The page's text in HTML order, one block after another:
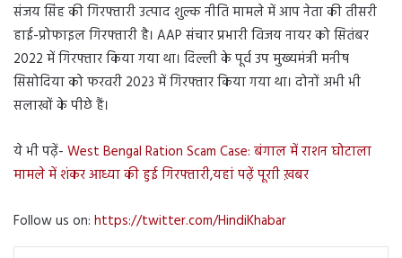
संजय सिंह की गिरफ्तारी उत्पाद शुल्क नीति मामले में आप नेता की तीसरी
हाई-प्रोफाइल गिरफ्तारी है। AAP संचार प्रभारी विजय नायर को सितंबर
2022 में गिरफ्तार किया गया था। दिल्ली के पूर्व उप मुख्यमंत्री मनीष
सिसोदिया को फरवरी 2023 में गिरफ्तार किया गया था। दोनों अभी भी
सलाखों के पीछे हैं।
ये भी पढ़ें- West Bengal Ration Scam Case: बंगाल में राशन घोटाला
मामले में शंकर आध्या की हुई गिरफ्तारी,यहां पढ़ें पूराी ख़बर
Follow us on: https://twitter.com/HindiKhabar